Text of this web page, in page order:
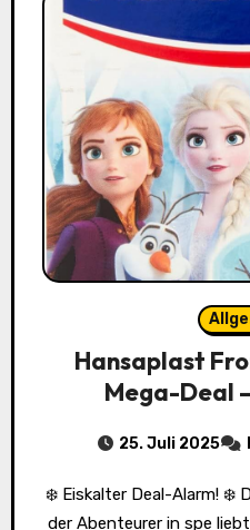
Hansaplast
Mega-Deal
25. Juli 2025
❄️ Eiskalter Deal-Alarm! ❄️ Deine kleine Prinzessin oder
der Abenteurer in spe